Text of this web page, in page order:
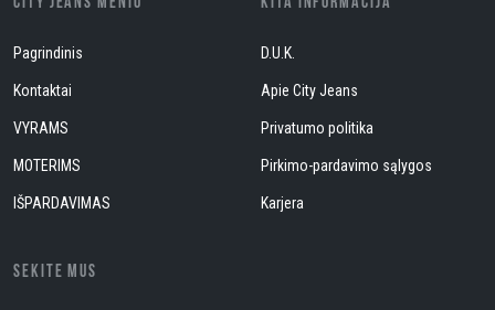
Pagrindinis
Kontaktai
VYRAMS
MOTERIMS
IŠPARDAVIMAS
D.U.K.
Apie City Jeans
Privatumo politika
Pirkimo-pardavimo sąlygos
Karjera
SEKITE MUS